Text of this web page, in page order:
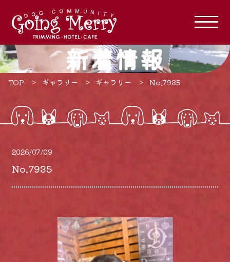
新着情報
TOP ギャラリー ギャラリー No.7935
2026/07/09
No.7935